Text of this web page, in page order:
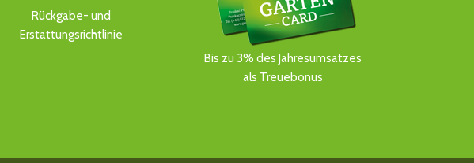
Rückgabe- und
Erstattungsrichtlinie
Bis zu 3% des Jahresumsatzes
als Treuebonus